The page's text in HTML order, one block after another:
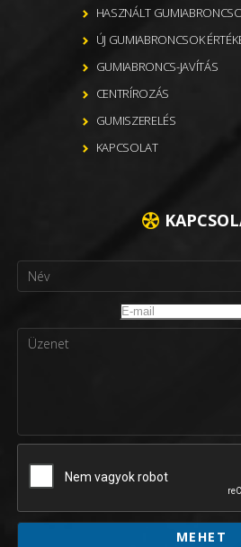
HASZNÁLT
ÚJ GUMIABRONCSOK
GUMIABRONCS-JAVÍTÁS
CENTRÍROZÁS
GUMISZERELÉS
KAPCSOLAT